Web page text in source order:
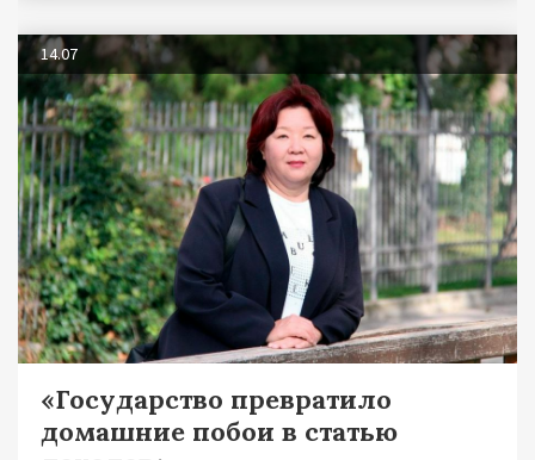
14.07
«Государство превратило
домашние побои в статью